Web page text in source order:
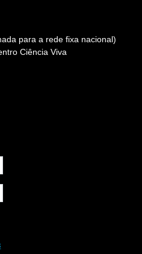
para a rede fixa nacional)
Ciência Viva